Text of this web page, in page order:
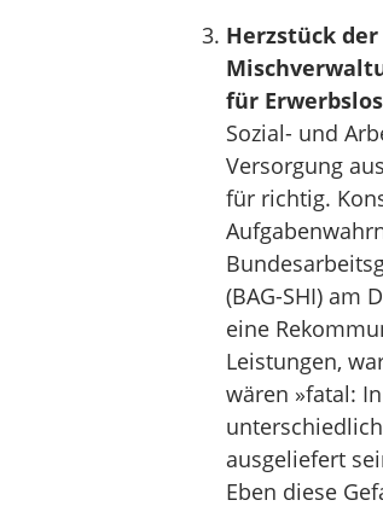
Herzstück
für
Sozial- und
Versorgung
für richtig.
(BAG-SHI) am
eine
Leistungen,
wären »fatal:
ausgeliefert
Eben diese